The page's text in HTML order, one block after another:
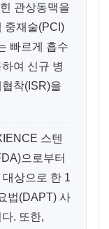
관상동맥을
중재술(PCI)
빠르게 흡수
여 신규 병
착(ISR)을
스텐
으로부터
상으로 한 1
법(DAPT) 사
. 또한,